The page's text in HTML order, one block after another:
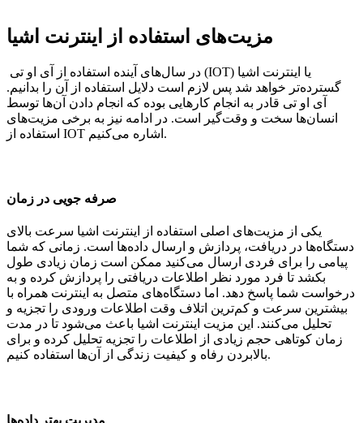
مزیت‌های استفاده از اینترنت اشیا
گسترده‌تر خواهد شد پس لازم است دلایل استفاده از آن را بدانیم.
آی او تی قادر به انجام کارهایی بوده که انجام دادن آن‌ها توسط
انسان‌ها سخت و وقت‌گیر است. در ادامه نیز به برخی مزیت‌های
استفاده از IOT اشاره می‌کنیم.
صرفه جویی در زمان
یکی از مزیت‌های اصلی استفاده از اینترنت اشیا سرعت بالای
دستگاه‌ها در دریافت، پردازش و ارسال داده‌ها است. زمانی که شما
پیامی را برای فردی ارسال می‌کنید ممکن است زمان زیادی طول
بکشد تا فرد مورد نظر اطلاعات دریافتی را پردازش کرده و به
درخواست شما پاسخ دهد. اما دستگاه‌های متصل به اینترنت همراه با
بیشترین سرعت و کم‌ترین اتلاف وقت اطلاعات ورودی را تجزیه و
تحلیل می‌کنند. این مزیت اینترنت اشیا باعث می‌شود تا در مدت
زمان کوتاهی حجم زیادی از اطلاعات را تجزیه تحلیل کرده و برای
بالابردن رفاه و کیفیت زندگی از آن‌ها استفاده کنیم.
مدیریت بهتر داده‌ها